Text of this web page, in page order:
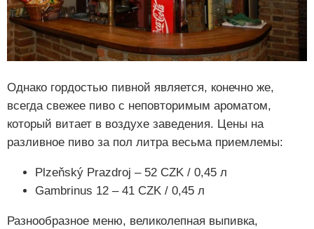
Однако гордостью пивной является, конечно же,
всегда свежее пиво с неповторимым ароматом,
который витает в воздухе заведения. Цены на
разливное пиво за пол литра весьма приемлемы:
Plzeňský Prazdroj – 52 CZK / 0,45 л
Gambrinus 12 – 41 CZK / 0,45 л
Разнообразное меню, великолепная выпивка,